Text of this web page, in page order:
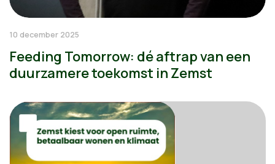
10 december 2025
Feeding Tomorrow: dé aftrap van een
duurzamere toekomst in Zemst